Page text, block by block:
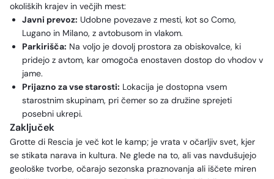
okoliških krajev in večjih mest:
Javni prevoz: Udobne povezave z mesti, kot so Como,
Lugano in Milano, z avtobusom in vlakom.
Parkirišča: Na voljo je dovolj prostora za obiskovalce, ki
pridejo z avtom, kar omogoča enostaven dostop do vhodov v
jame.
Prijazno za vse starosti: Lokacija je dostopna vsem
starostnim skupinam, pri čemer so za družine sprejeti
posebni ukrepi.
Zaključek
Grotte di Rescia je več kot le kamp; je vrata v očarljiv svet, kjer
se stikata narava in kultura. Ne glede na to, ali vas navdušujejo
geološke tvorbe, očarajo sezonska praznovanja ali iščete miren